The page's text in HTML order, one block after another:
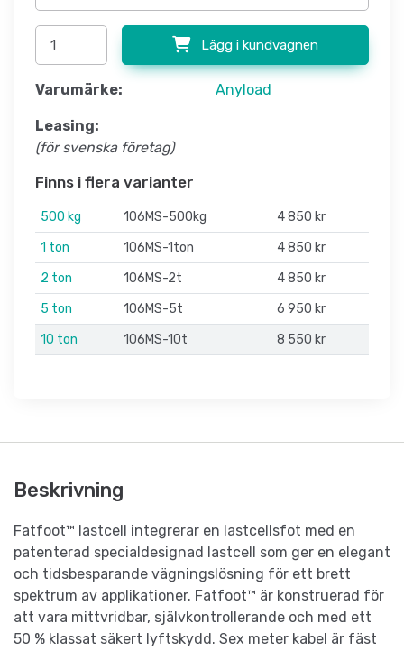
Lägg i kundvagnen
Varumärke: Anyload
Leasing:
(för svenska företag)
Finns i flera varianter
500 kg 106MS-500kg
4 850 kr
1 ton
106MS-1ton
4 850 kr
2 ton
106MS-2t
4 850 kr
5 ton
106MS-5t
6 950 kr
10 ton
106MS-10t 8 550 kr
Beskrivning
Fatfoot™ lastcell integrerar en lastcellsfot med en
patenterad specialdesignad lastcell som ger en elegant
och tidsbesparande vägningslösning för ett brett
spektrum av applikationer. Fatfoot™ är konstruerad för
att vara mittvridbar, självkontrollerande och med ett
50 % klassat säkert lyftskydd. Sex meter kabel är fäst